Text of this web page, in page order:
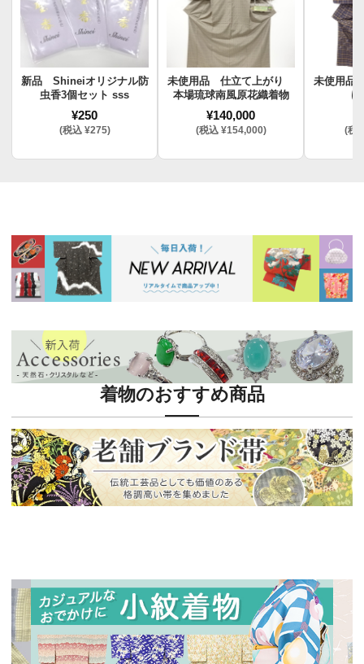
新品 Shineiオリジナル防
虫香3個セット sss
¥250
(税込 ¥275)
未使用品 仕立て上がり
本場琉球南風原花織着物
¥140,000
(税込 ¥154,000)
未使用品
(税
着物のおすすめ商品